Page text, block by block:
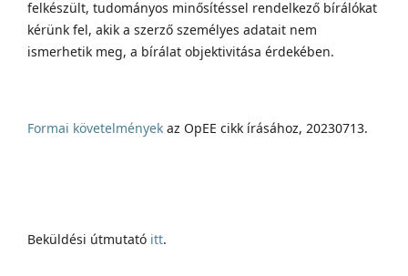
felkészült, tudományos minősítéssel rendelkező bírálókat
kérünk fel, akik a szerző személyes adatait nem
ismerhetik meg, a bírálat objektivitása érdekében.
Formai követelmények az OpEE cikk írásához, 20230713.
Beküldési útmutató itt.